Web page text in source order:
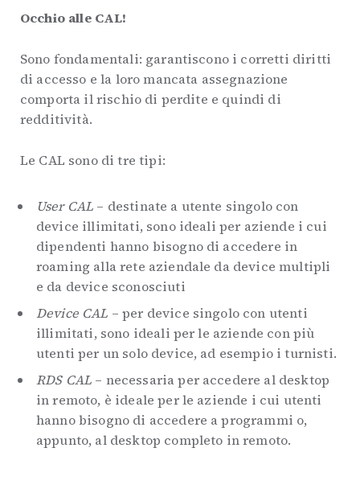
Occhio alle CAL!
Sono fondamentali: garantiscono i corretti diritti
di accesso e la loro mancata assegnazione
comporta il rischio di perdite e quindi di
redditività.
Le CAL sono di tre tipi:
User CAL – destinate a utente singolo con
device illimitati, sono ideali per aziende i cui
dipendenti hanno bisogno di accedere in
roaming alla rete aziendale da device multipli
e da device sconosciuti
Device CAL – per device singolo con utenti
illimitati, sono ideali per le aziende con più
utenti per un solo device, ad esempio i turnisti.
RDS CAL – necessaria per accedere al desktop
in remoto, è ideale per le aziende i cui utenti
hanno bisogno di accedere a programmi o,
appunto, al desktop completo in remoto.